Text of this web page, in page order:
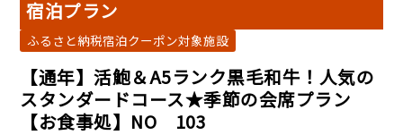
宿泊プラン
ふるさと納税宿泊クーポン対象施設
【通年】活鮑＆A5ランク黒毛和牛！人気の
スタンダードコース★季節の会席プラン
【お食事処】NO 103